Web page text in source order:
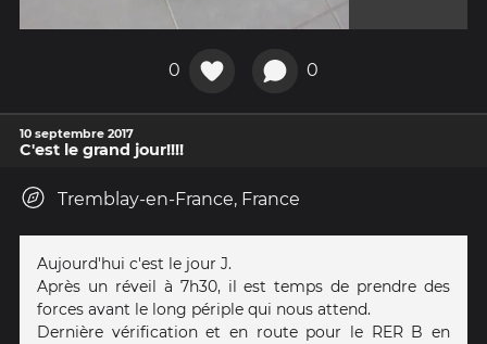
0 0
10 septembre 2017
C'est le grand jour!!!!
Tremblay-en-France, France
Aujourd'hui c'est le jour J.
Après un réveil à 7h30, il est temps de prendre des
forces avant le long périple qui nous attend.
Dernière vérification et en route pour le RER B en